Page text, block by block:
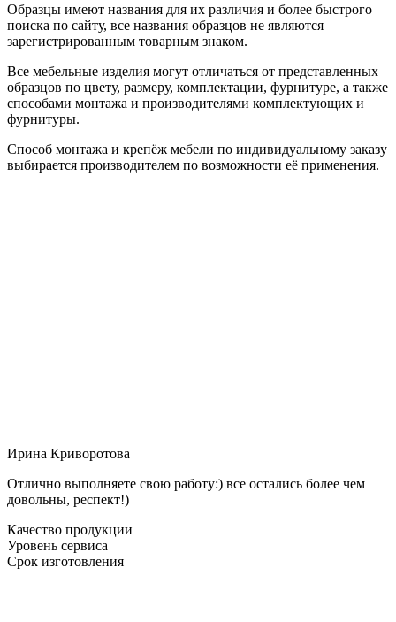
Образцы имеют названия для их различия и более быстрого
поиска по сайту, все названия образцов не являются
зарегистрированным товарным знаком.
Все мебельные изделия могут отличаться от представленных
образцов по цвету, размеру, комплектации, фурнитуре, а также
способами монтажа и производителями комплектующих и
фурнитуры.
Способ монтажа и крепёж мебели по индивидуальному заказу
выбирается производителем по возможности её применения.
Ирина Криворотова
Отлично выполняете свою работу:) все остались более чем
довольны, респект!)
Качество продукции
Уровень сервиса
Срок изготовления